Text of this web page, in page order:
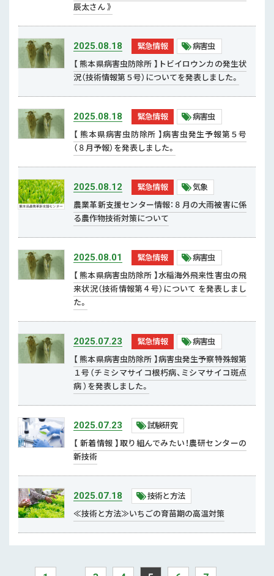
辰太さん 》
2025.08.18 緊急情報
病害虫
【 熊本県病害虫防除所 】トビイロウンカの発生状
況（技術情報第５号）についてを発表しました。
2025.08.18 緊急情報
病害虫
【 熊本県病害虫防除所 】病害虫発生予報第５号
（８月予報）を発表しました。
2025.08.12 緊急情報
気象
農業革新支援センター情報：８月の大雨被害に係
る農作物技術対策について
2025.08.01 緊急情報
病害虫
【 熊本県病害虫防除所 】水稲海外飛来性害虫の飛
来状況（技術情報第４号）について を発表しまし
た。
2025.07.23 緊急情報
病害虫
【 熊本県病害虫防除所 】病害虫発生予察特殊報第
１号（チミシマサイコ根朽病、ミシマサイコ斑点
病 ）を発表しました。
2025.07.23
試験研究
【 新着情報 】取り組んでみたい！農研センターの
新技術
2025.07.18
技術と方法
≪技術と方法≫いちごの育苗期の高温対策
試験研究
農家紹介
農業コンクール大会